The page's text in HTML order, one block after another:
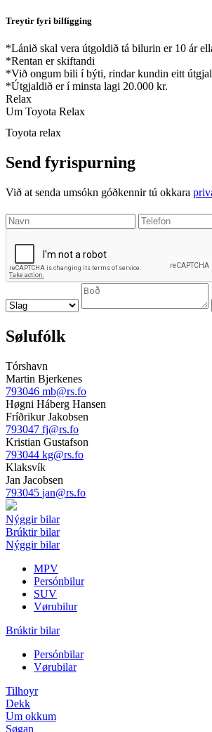
Treytir fyri bilfígging
*Lánið skal vera útgoldið tá bilurin er 10 ár
*Rentan er skiftandi
*Við ongum bili í býti, rindar kundin eitt
*Útgjaldið er í minsta lagi 20.000 kr.
Relax
Um Toyota Relax
Toyota relax
Send fyrispurning
Við at senda umsókn góðkennir tú okkara
Sølufólk
Tórshavn
Martin Bjerkenes
793046 mb@rs.fo
Høgni Háberg Hansen
Fríðrikur Jakobsen
793047 fj@rs.fo
Kristian Gustafson
793044 kg@rs.fo
Klaksvík
Jan Jacobsen
793045 jan@rs.fo
Nýggir bilar
Brúktir bilar
Nýggir bilar
MPV
Persónbilur
SUV
Vørubilur
Brúktir bilar
Persónbilar
Vørubilar
Tilhoyr
Dekk
Um okkum
Søgan